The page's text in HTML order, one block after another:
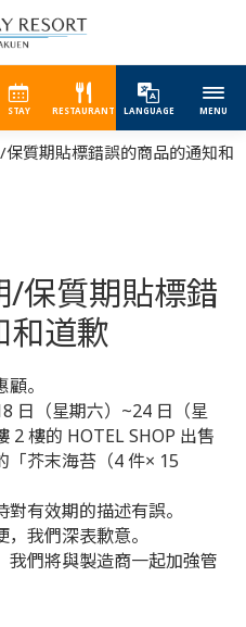
STAY RESTAURANT LANGUAGE MENU
質期貼標錯誤的商品的通知和
保質期貼標錯
和道歉
。
日（星期六）~24 日（星
2 樓的 HOTEL SHOP 出售
「芥末海苔（4 件× 15
有效期的描述有誤。
我們深表歉意。
我們將與製造商一起加強管